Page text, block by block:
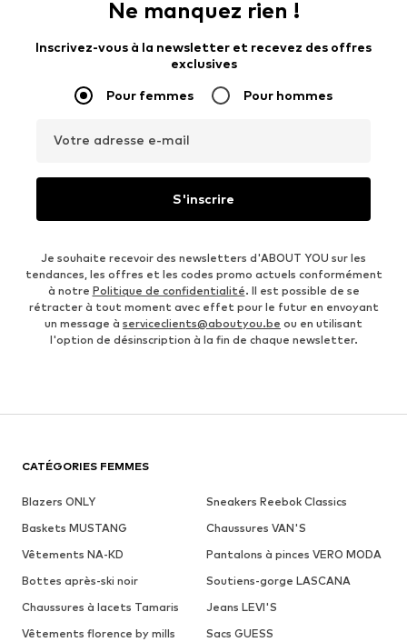
Ne manquez rien !
Inscrivez-vous à la newsletter et recevez des offres
exclusives
Pour femmes Pour hommes
Votre adresse e-mail
S'inscrire
Je souhaite recevoir des newsletters d'ABOUT YOU sur les
tendances, les offres et les codes promo actuels conformément
à notre Politique de confidentialité. Il est possible de se
rétracter à tout moment avec effet pour le futur en envoyant
un message à serviceclients@aboutyou.be ou en utilisant
l'option de désinscription à la fin de chaque newsletter.
CATÉGORIES FEMMES
Blazers ONLY
Sneakers Reebok Classics
Baskets MUSTANG
Chaussures VAN'S
Vêtements NA-KD
Pantalons à pinces VERO MODA
Bottes après-ski noir
Soutiens-gorge LASCANA
Chaussures à lacets Tamaris
Jeans LEVI'S
Vêtements florence by mills
Sacs GUESS